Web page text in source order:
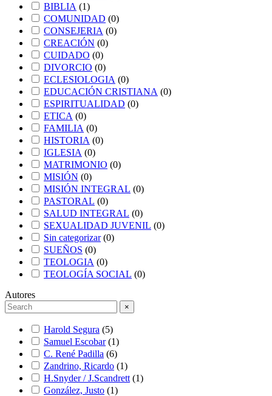
BIBLIA (1)
COMUNIDAD (0)
CONSEJERIA (0)
CREACIÓN (0)
CUIDADO (0)
DIVORCIO (0)
ECLESIOLOGIA (0)
EDUCACIÓN CRISTIANA (0)
ESPIRITUALIDAD (0)
ETICA (0)
FAMILIA (0)
HISTORIA (0)
IGLESIA (0)
MATRIMONIO (0)
MISIÓN (0)
MISIÓN INTEGRAL (0)
PASTORAL (0)
SALUD INTEGRAL (0)
SEXUALIDAD JUVENIL (0)
Sin categorizar (0)
SUEÑOS (0)
TEOLOGIA (0)
TEOLOGÍA SOCIAL (0)
Autores
×
Harold Segura (5)
Samuel Escobar (1)
C. René Padilla (6)
Zandrino, Ricardo (1)
H.Snyder / J.Scandrett (1)
González, Justo (1)